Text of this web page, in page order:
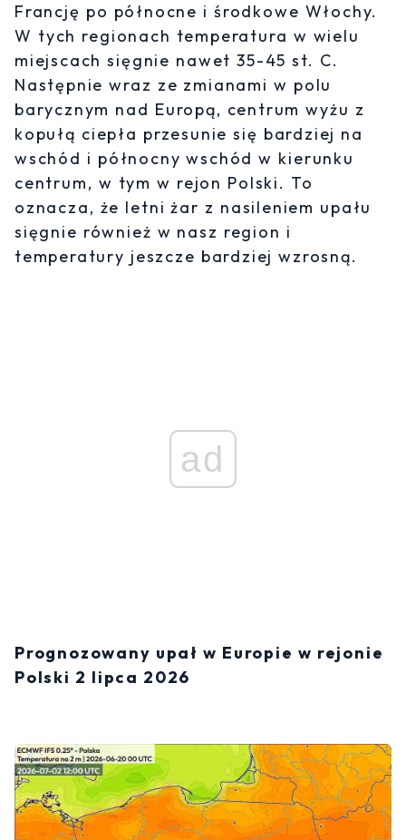
Francję po północne i środkowe Włochy.
W tych regionach temperatura w wielu
miejscach sięgnie nawet 35-45 st. C.
Następnie wraz ze zmianami w polu
barycznym nad Europą, centrum wyżu z
kopułą ciepła przesunie się bardziej na
wschód i północny wschód w kierunku
centrum, w tym w rejon Polski. To
oznacza, że letni żar z nasileniem upału
sięgnie również w nasz region i
temperatury jeszcze bardziej wzrosną.
ad
Prognozowany upał w Europie w rejonie
Polski 2 lipca 2026